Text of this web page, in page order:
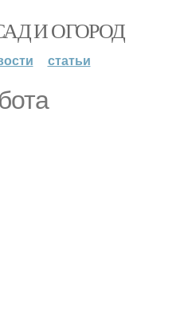
И ОГОРОД
статьи